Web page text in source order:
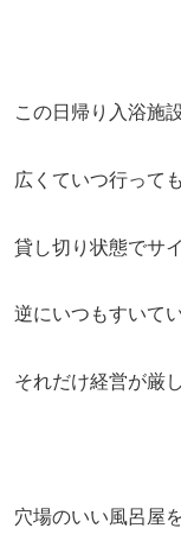
この日帰り入浴施
広くていつ行って
貸し切り状態でサ
逆にいつもすいて
それだけ経営が厳
穴場のいい風呂屋